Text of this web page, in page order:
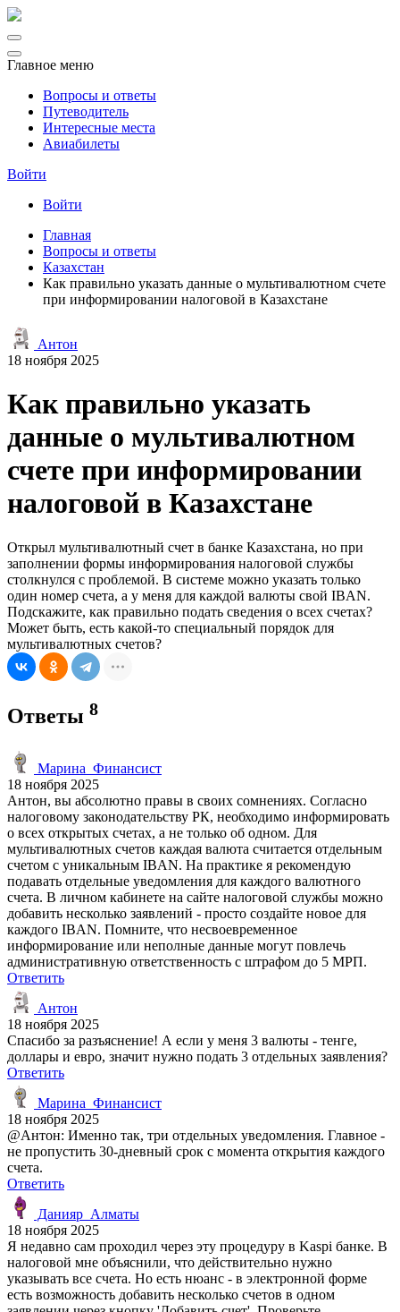
Главное меню
Вопросы и ответы
Путеводитель
Интересные места
Авиабилеты
Войти
Войти
Главная
Вопросы и ответы
Казахстан
Как правильно указать данные о мультивалютном счете
при информировании налоговой в Казахстане
Антон
18 ноября 2025
Как правильно указать
данные о мультивалютном
счете при информировании
налоговой в Казахстане
Открыл мультивалютный счет в банке Казахстана, но при
заполнении формы информирования налоговой службы
столкнулся с проблемой. В системе можно указать только
один номер счета, а у меня для каждой валюты свой IBAN.
Подскажите, как правильно подать сведения о всех счетах?
Может быть, есть какой-то специальный порядок для
мультивалютных счетов?
Ответы 8
Марина_Финансист
18 ноября 2025
Антон, вы абсолютно правы в своих сомнениях. Согласно
налоговому законодательству РК, необходимо информировать
о всех открытых счетах, а не только об одном. Для
мультивалютных счетов каждая валюта считается отдельным
счетом с уникальным IBAN. На практике я рекомендую
подавать отдельные уведомления для каждого валютного
счета. В личном кабинете на сайте налоговой службы можно
добавить несколько заявлений - просто создайте новое для
каждого IBAN. Помните, что несвоевременное
информирование или неполные данные могут повлечь
административную ответственность с штрафом до 5 МРП.
Ответить
Антон
18 ноября 2025
Спасибо за разъяснение! А если у меня 3 валюты - тенге,
доллары и евро, значит нужно подать 3 отдельных заявления?
Ответить
Марина_Финансист
18 ноября 2025
@Антон: Именно так, три отдельных уведомления. Главное -
не пропустить 30-дневный срок с момента открытия каждого
счета.
Ответить
Данияр_Алматы
18 ноября 2025
Я недавно сам проходил через эту процедуру в Kaspi банке. В
налоговой мне объяснили, что действительно нужно
указывать все счета. Но есть нюанс - в электронной форме
есть возможность добавить несколько счетов в одном